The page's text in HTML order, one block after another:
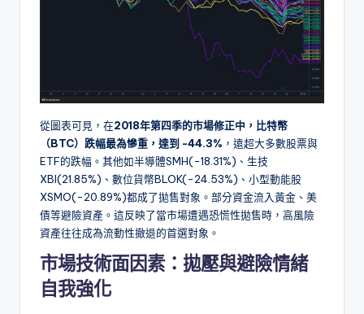
從圖表可見，在2018年第四季的市場修正中，比特幣
（BTC）跌幅最為慘重，達到 -44.3% ，遠超大多數股票與
ETF的跌幅。其他如半導體SMH(-18.31%)、生技
XBI(21.85%)、數位貨幣BLOK(-24.53%)、小型動能股
XSMO(-20.89%)都成了拋售對象。部分資金流入黃金、美
債等避險資產。這反映了當市場遭遇恐慌性拋售時，高風險
資產往往成為流動性撤退的首選對象。
市場技術面因素：拋壓與避險情緒
自我強化